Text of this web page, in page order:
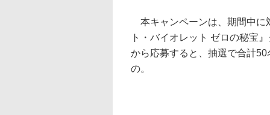
本キャンペーンは、期間中に
ト・バイオレット ゼロの秘宝
から応募すると、抽選で合計
の。